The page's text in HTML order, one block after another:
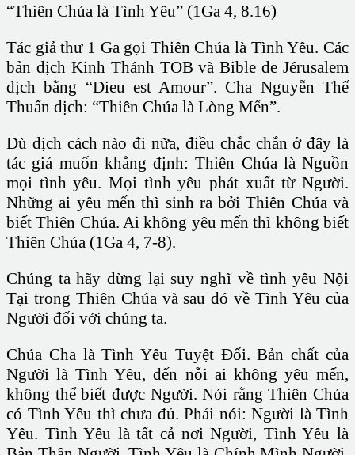
“Thiên Chúa là Tình Yêu” (1Ga 4, 8.16)
Tác giả thư 1 Ga gọi Thiên Chúa là Tình Yêu. Các
bản dịch Kinh Thánh TOB và Bible de Jérusalem
dịch bằng “Dieu est Amour”. Cha Nguyễn Thế
Thuấn dịch: “Thiên Chúa là Lòng Mến”.
Dù dịch cách nào đi nữa, điều chắc chắn ở đây là
tác giả muốn khẳng định: Thiên Chúa là Nguồn
mọi tình yêu. Mọi tình yêu phát xuất từ Người.
Những ai yêu mến thì sinh ra bởi Thiên Chúa và
biết Thiên Chúa. Ai không yêu mến thì không biết
Thiên Chúa (1Ga 4, 7-8).
Chúng ta hãy dừng lại suy nghĩ về tình yêu Nội
Tại trong Thiên Chúa và sau đó về Tình Yêu của
Người đối với chúng ta.
Chúa Cha là Tình Yêu Tuyệt Ðối. Bản chất của
Người là Tình Yêu, đến nỗi ai không yêu mến,
không thể biết được Người. Nói rằng Thiên Chúa
có Tình Yêu thì chưa đủ. Phải nói: Người là Tình
Yêu. Tình Yêu là tất cả nơi Người, Tình Yêu là